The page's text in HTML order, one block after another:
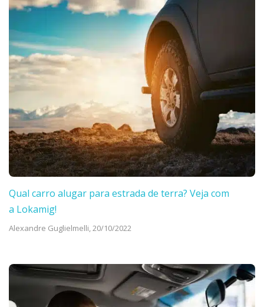
Qual carro alugar para estrada de terra? Veja com
a Lokamig!
Alexandre Guglielmelli,20/10/2022